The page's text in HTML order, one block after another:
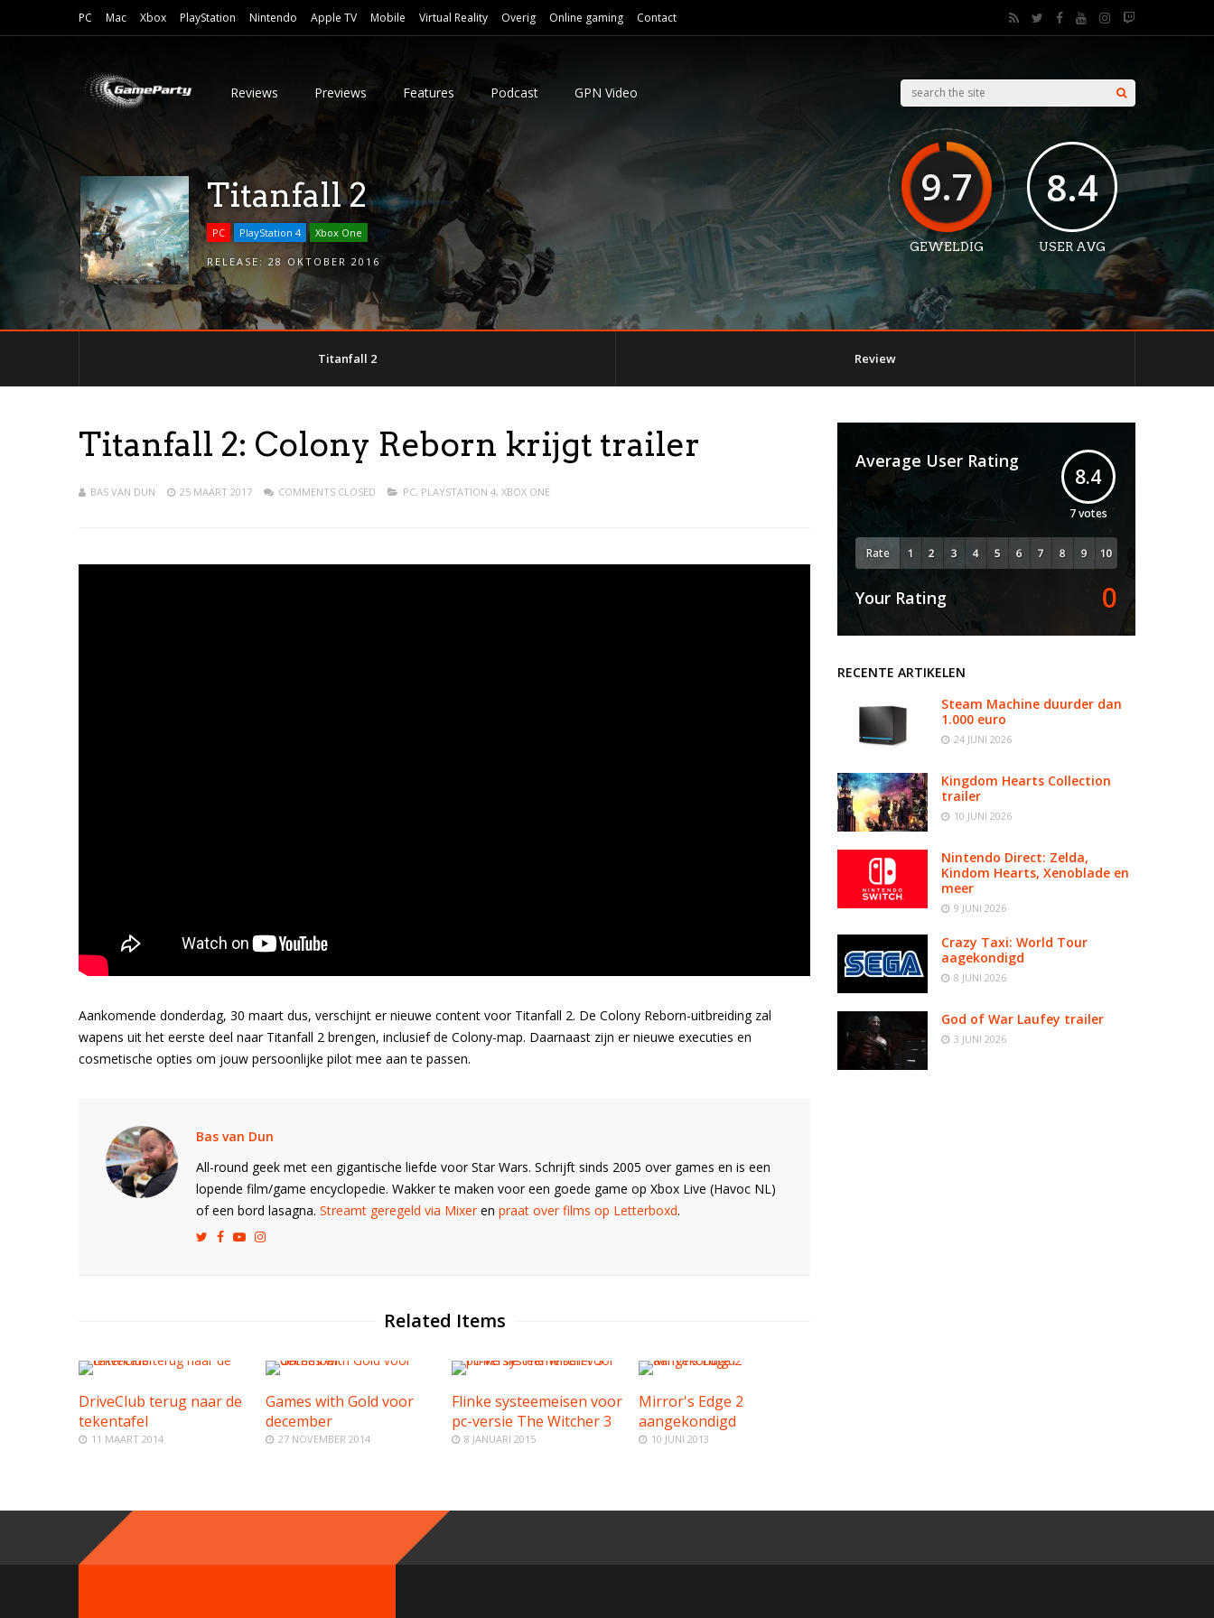
PC Mac Xbox PlayStation Nintendo Apple TV Mobile Virtual Reality Overig Online gaming Contact
Reviews Previews Features Podcast GPN Video
Titanfall 2
PC PlayStation 4 Xbox One
RELEASE: 28 OKTOBER 2016
9.7
GEWELDIG
8.4
USER AVG
Titanfall 2 Review
Titanfall 2: Colony Reborn krijgt trailer
BAS VAN DUN 25 MAART 2017 COMMENTS CLOSED PC, PLAYSTATION 4, XBOX ONE
Aankomende donderdag, 30 maart dus, verschijnt er nieuwe content voor Titanfall 2. De Colony Reborn-uitbreiding zal
wapens uit het eerste deel naar Titanfall 2 brengen, inclusief de Colony-map. Daarnaast zijn er nieuwe executies en
cosmetische opties om jouw persoonlijke pilot mee aan te passen.
Bas van Dun
All-round geek met een gigantische liefde voor Star Wars. Schrijft sinds 2005 over games en is een
lopende film/game encyclopedie. Wakker te maken voor een goede game op Xbox Live (Havoc NL)
of een bord lasagna. Streamt geregeld via Mixeren praat over films op Letterboxd.
Related Items
DriveClub terug naar de
tekentafel
11 MAART 2014
Games with Gold voor
december
27 NOVEMBER 2014
Flinke systeemeisen voor
pc-versie The Witcher 3
8 JANUARI 2015
Mirror's Edge 2
aangekondigd
10 JUNI 2013
Average User Rating
8.4
7votes
Rate
Your Rating 0
RECENTE ARTIKELEN
Steam Machine duurder dan
1.000 euro
24 JUNI 2026
Kingdom Hearts Collection
trailer
10 JUNI 2026
Nintendo Direct: Zelda,
Kindom Hearts, Xenoblade en
meer
9 JUNI 2026
Crazy Taxi: World Tour
aagekondigd
8 JUNI 2026
God of War Laufey trailer
3 JUNI 2026